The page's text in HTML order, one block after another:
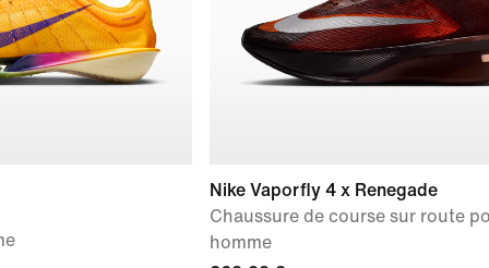
Nike Vaporfly 4 x Renegade
Chaussure de course sur route
homme